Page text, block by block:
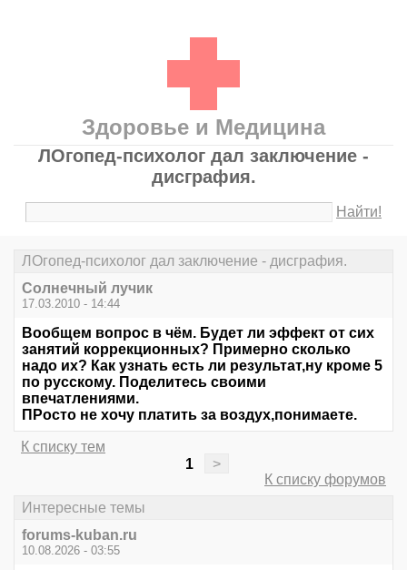
Здоровье и Медицина
ЛОгопед-психолог дал заключение -
дисграфия.
Найти!
ЛОгопед-психолог дал заключение - дисграфия.
Солнечный лучик
17.03.2010 - 14:44
Вообщем вопрос в чём. Будет ли эффект от сих
занятий коррекционных? Примерно сколько
надо их? Как узнать есть ли результат,ну кроме 5
по русскому. Поделитесь своими
впечатлениями.
ПРосто не хочу платить за воздух,понимаете.
К списку тем
1
>
К списку форумов
Интересные темы
forums-kuban.ru
10.08.2026 - 03:55